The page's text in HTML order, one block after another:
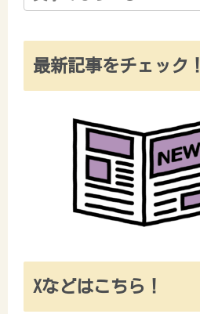
最新記事をチェック！
Xなどはこちら！